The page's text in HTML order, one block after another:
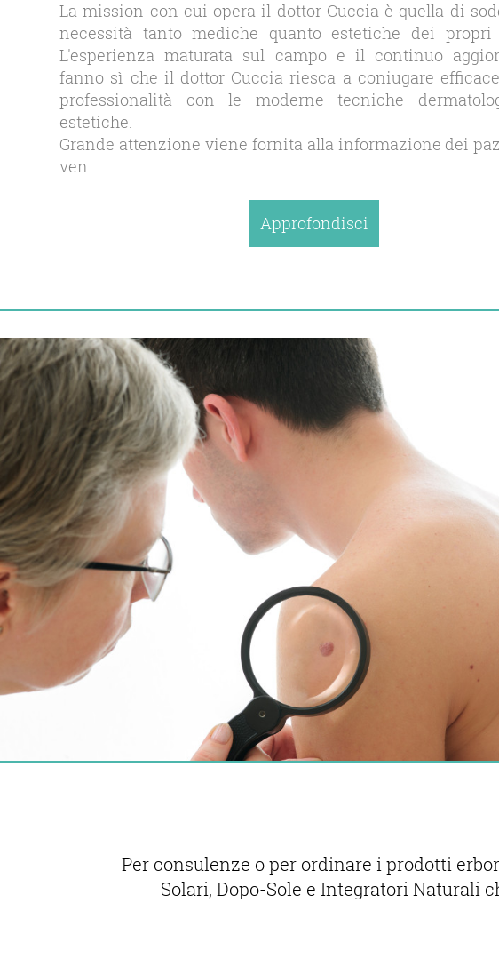
La mission con cui opera il dottor Cuccia è quella di
necessità tanto mediche quanto estetiche dei propri
L′esperienza maturata sul campo e il continuo
fanno sì che il dottor Cuccia riesca a coniugare
professionalità con le moderne tecniche
estetiche.
Grande attenzione viene fornita alla informazione dei
ven...
Approfondisci
Per consulenze o per ordinare i prodotti
Solari, Dopo-Sole e Integratori Naturali